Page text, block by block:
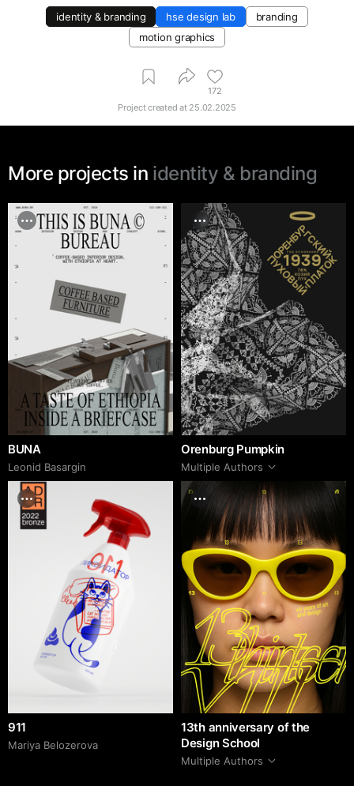
identity & branding hse design lab
branding
motion graphics
172
Project created at 25.02.2025
More projects in identity & branding
BUNA
Leonid Basargin
Orenburg Pumpkin
Multiple Authors
911
Mariya Belozerova
13th anniversary of the
Design School
Multiple Authors